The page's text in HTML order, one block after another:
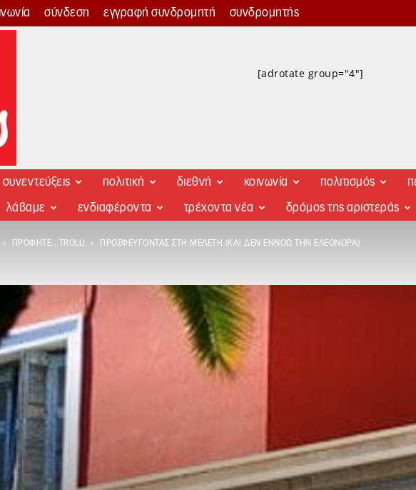
σύνδεση εγγραφή συνδρομητή συνδρομητής
[adrotate group="4"]
συνεντεύξεις πολιτική διεθνή κοινωνία πολιτισμός
λάβαμε ενδιαφέροντα τρέχοντα νέα δρόμος της αριστεράς
ΠΡΟΦΗΤΕ...TROLL! ΠΡΟΣΦΕΎΓΟΝΤΑΣ ΣΤΗ ΜΕΛΈΤΗ (ΚΑΙ ΔΕΝ ΕΝΝΟΏ ΤΗΝ ΕΛΕΟΝΏΡΑ)